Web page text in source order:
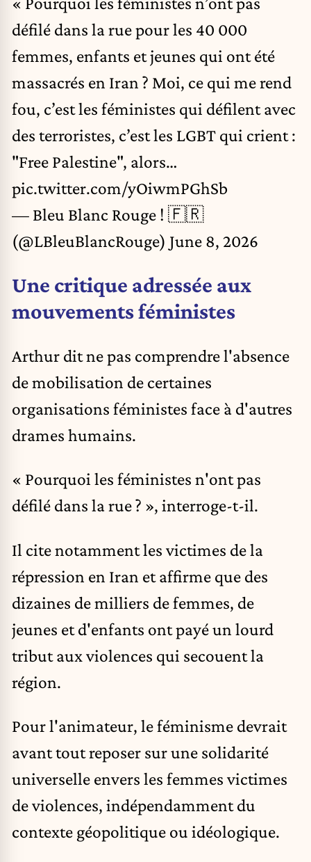
défilé dans la rue pour les 40 000
femmes, enfants et jeunes qui ont été
massacrés en Iran ? Moi, ce qui me rend
fou, c’est les féministes qui défilent avec
des terroristes, c’est les LGBT qui crient :
"Free Palestine", alors…
pic.twitter.com/yOiwmPGhSb
— Bleu Blanc Rouge ! 🇫🇷
(@LBleuBlancRouge) June 8, 2026
Une critique adressée aux
mouvements féministes
Arthur dit ne pas comprendre l'absence
de mobilisation de certaines
organisations féministes face à d'autres
drames humains.
« Pourquoi les féministes n'ont pas
défilé dans la rue ? », interroge-t-il.
Il cite notamment les victimes de la
répression en Iran et affirme que des
dizaines de milliers de femmes, de
jeunes et d'enfants ont payé un lourd
tribut aux violences qui secouent la
région.
Pour l'animateur, le féminisme devrait
avant tout reposer sur une solidarité
universelle envers les femmes victimes
de violences, indépendamment du
contexte géopolitique ou idéologique.